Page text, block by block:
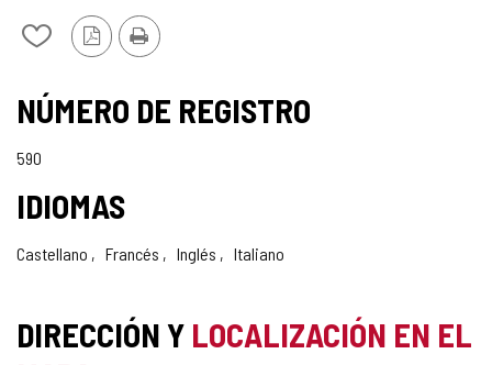
Añadir/quitar
cuadernos
Versión
PDF
Imprimir
NÚMERO DE REGISTRO
590
IDIOMAS
Castellano Francés Inglés Italiano
DIRECCIÓN Y LOCALIZACIÓN EN EL